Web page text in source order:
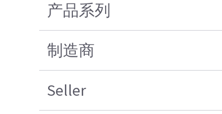
产品系列
制造商
Seller